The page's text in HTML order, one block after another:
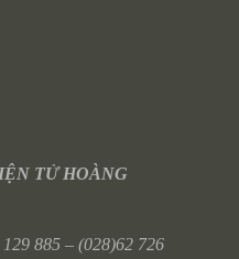
TỬ HOÀNG
885 – (028)62 726